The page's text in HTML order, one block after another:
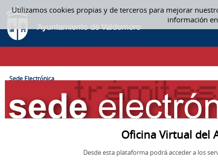
Utilizamos cookies propias y de terceros para mejorar
información
Saltar al contenido
SEDE ELECTRÓNICA
CAMINO DE MIGAS
Sede Electrónica
Oficina Virtual del
Desde esta plataforma podrá acceder a los